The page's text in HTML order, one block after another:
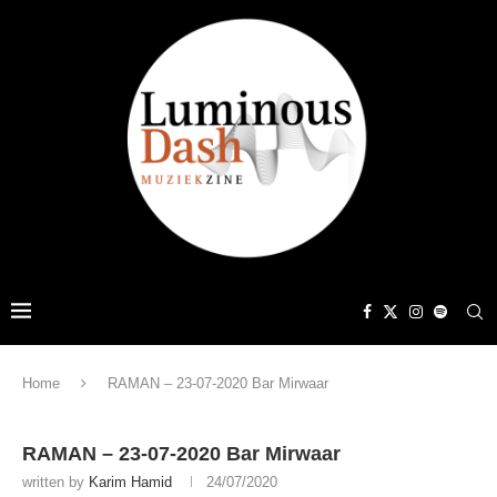
Home RAMAN – 23-07-2020 Bar Mirwaar
RAMAN – 23-07-2020 Bar Mirwaar
written by Karim Hamid 24/07/2020